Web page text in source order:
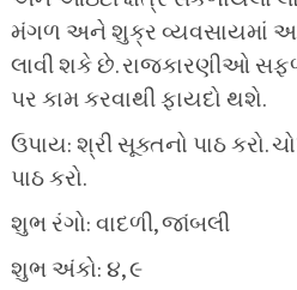
મંગળ અને શુક્ર વ્યવસાયમાં
લાવી શકે છે. રાજકારણીઓ
પર કામ કરવાથી ફાયદો થશે.
ઉપાય: શ્રી સૂક્તનો પાઠ કરો.
પાઠ કરો.
શુભ રંગો: વાદળી, જાંબલી
શુભ અંકો: ૪, ૯